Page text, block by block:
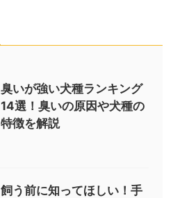
臭いが強い犬種ランキング
14選！臭いの原因や犬種の
特徴を解説
飼う前に知ってほしい！手